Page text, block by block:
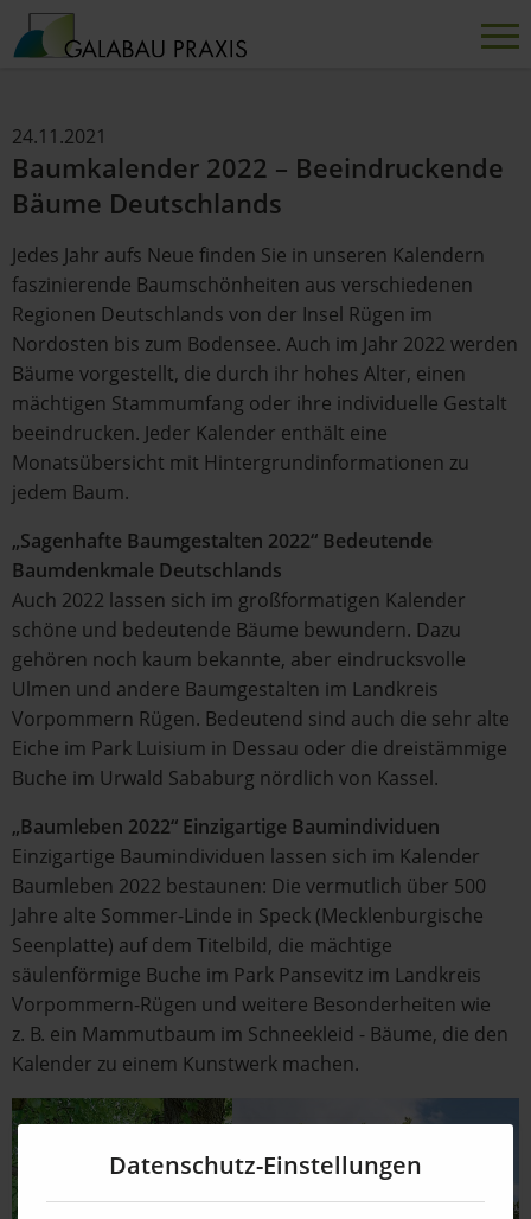
24.11.2021
Baumkalender 2022 – Beeindruckende
Bäume Deutschlands
Jedes Jahr aufs Neue finden Sie in unseren Kalendern
faszinierende Baumschönheiten aus verschiedenen
Regionen Deutschlands von der Insel Rügen im
Nordosten bis zum Bodensee. Auch im Jahr 2022 werden
Bäume vorgestellt, die durch ihr hohes Alter, einen
mächtigen Stammumfang oder ihre individuelle Gestalt
beeindrucken. Jeder Kalender enthält eine
Monatsübersicht mit Hintergrundinformationen zu
jedem Baum.
„Sagenhafte Baumgestalten 2022“ Bedeutende
Baumdenkmale Deutschlands
Auch 2022 lassen sich im großformatigen Kalender
schöne und bedeutende Bäume bewundern. Dazu
gehören noch kaum bekannte, aber eindrucksvolle
Ulmen und andere Baumgestalten im Landkreis
Vorpommern Rügen. Bedeutend sind auch die sehr alte
Eiche im Park Luisium in Dessau oder die dreistämmige
Buche im Urwald Sababurg nördlich von Kassel.
„Baumleben 2022“ Einzigartige Baumindividuen
Einzigartige Baumindividuen lassen sich im Kalender
Baumleben 2022 bestaunen: Die vermutlich über 500
Jahre alte Sommer-Linde in Speck (Mecklenburgische
Seenplatte) auf dem Titelbild, die mächtige
säulenförmige Buche im Park Pansevitz im Landkreis
Vorpommern-Rügen und weitere Besonderheiten wie
z. B. ein Mammutbaum im Schneekleid - Bäume, die den
Kalender zu einem Kunstwerk machen.
Datenschutz-Einstellungen